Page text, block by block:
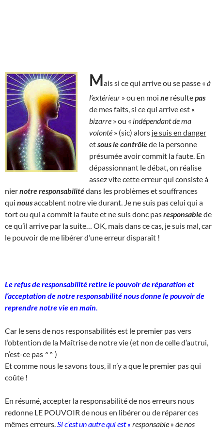
Mais si ce qui arrive ou se passe « à
l’extérieur » ou en moi ne résultepas
de mes faits, si ce qui arrive est «
bizarre » ou « indépendant de ma
volonté » (sic) alors je suis en danger
etsous le contrôlede la personne
présumée avoir commit la faute. En
dépassionnant le débat, on réalise
assez vite cette erreur qui consiste à
niernotre responsabilitédans les problèmes et souffrances
qui nousaccablent notre vie durant. Je ne suis pas celui qui a
tort ou qui a commit la faute et ne suis donc pasresponsablede
ce qu’il arrive par la suite… OK, mais dans ce cas, je suis mal, car
le pouvoir de me libérer d’une erreur disparaît !
Le refus de responsabilité retire le pouvoir de réparation et
l’acceptation de notre responsabilité nous donne le pouvoir de
reprendre notre vie en main
Car le sens de nos responsabilités est le premier pas vers
l’obtention de la Maîtrise de notre vie (et non de celle d’autrui,
n’est-ce pas ^^ )
Et comme nous le savons tous, il n’y a que le premier pas qui
coûte !
En résumé, accepter la responsabilité de nos erreurs nous
redonne LE POUVOIR de nous en libérer ou de réparer ces
mêmes erreurs. Si c’est un autre qui est « responsable » de nos